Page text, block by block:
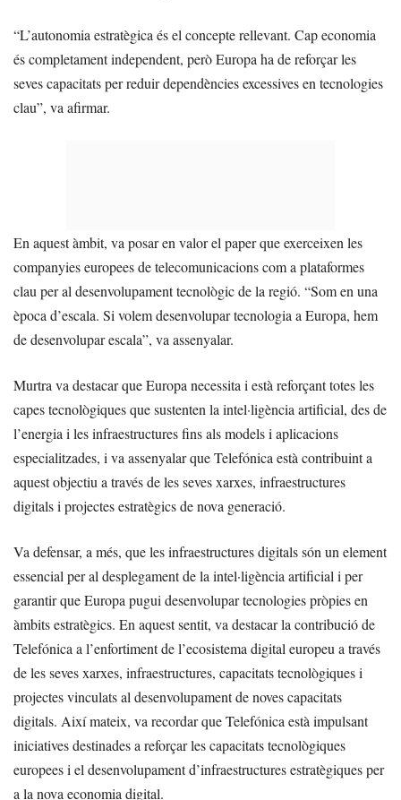
“L’autonomia estratègica és el concepte rellevant. Cap economia
és completament independent, però Europa ha de reforçar les
seves capacitats per reduir dependències excessives en tecnologies
clau”, va afirmar.
En aquest àmbit, va posar en valor el paper que exerceixen les
companyies europees de telecomunicacions com a plataformes
clau per al desenvolupament tecnològic de la regió. “Som en una
època d’escala. Si volem desenvolupar tecnologia a Europa, hem
de desenvolupar escala”, va assenyalar.
Murtra va destacar que Europa necessita i està reforçant totes les
capes tecnològiques que sustenten la intel·ligència artificial, des de
l’energia i les infraestructures fins als models i aplicacions
especialitzades, i va assenyalar que Telefónica està contribuint a
aquest objectiu a través de les seves xarxes, infraestructures
digitals i projectes estratègics de nova generació.
Va defensar, a més, que les infraestructures digitals són un element
essencial per al desplegament de la intel·ligència artificial i per
garantir que Europa pugui desenvolupar tecnologies pròpies en
àmbits estratègics. En aquest sentit, va destacar la contribució de
Telefónica a l’enfortiment de l’ecosistema digital europeu a través
de les seves xarxes, infraestructures, capacitats tecnològiques i
projectes vinculats al desenvolupament de noves capacitats
digitals. Així mateix, va recordar que Telefónica està impulsant
iniciatives destinades a reforçar les capacitats tecnològiques
europees i el desenvolupament d’infraestructures estratègiques per
a la nova economia digital.